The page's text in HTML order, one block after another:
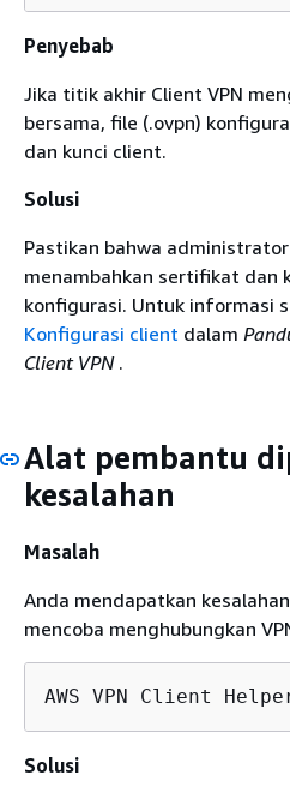
Penyebab
Jika titik akhir Client VPN
bersama, file (.ovpn)
dan kunci client.
Solusi
Pastikan bahwa administrator
menambahkan sertifikat dan
konfigurasi. Untuk informasi
Konfigurasi client dalam
Client VPN .
Alat pembantu
kesalahan
Masalah
Anda mendapatkan
mencoba menghubungkan
AWS VPN Client
Solusi